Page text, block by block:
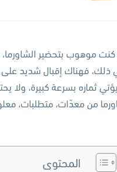
كنت موهوب بتحضير
ذلك، فهناك إقبال شديد
ثماره بسرعة كبيرة، ولا
من معدّات، متطلبات،
المحتوى